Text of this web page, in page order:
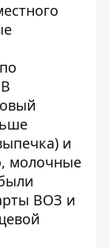
и
молочные
ВОЗ и